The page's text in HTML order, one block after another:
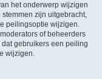
het onderwerp wijzigen
zijn uitgebracht,
peilingsoptie wijzigen.
of beheerders
gebruikers een peiling
wijzigen.